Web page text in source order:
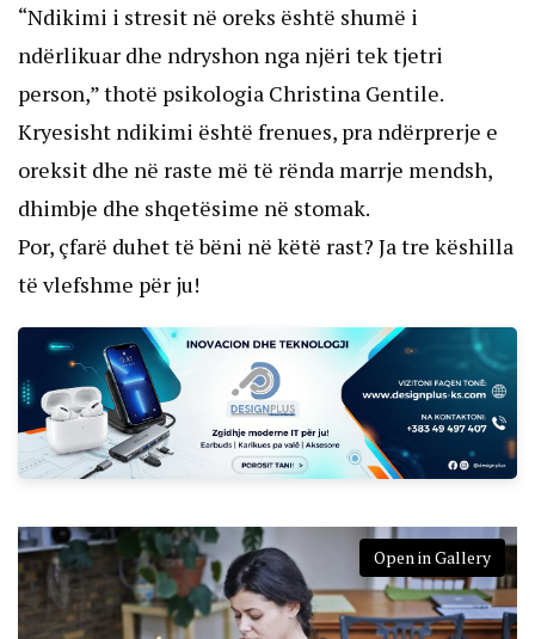
“Ndikimi i stresit në oreks është shumë i
ndërlikuar dhe ndryshon nga njëri tek tjetri
person,” thotë psikologia Christina Gentile.
Kryesisht ndikimi është frenues, pra ndërprerje e
oreksit dhe në raste më të rënda marrje mendsh,
dhimbje dhe shqetësime në stomak.
Por, çfarë duhet të bëni në këtë rast? Ja tre këshilla
të vlefshme për ju!
Open in Gallery